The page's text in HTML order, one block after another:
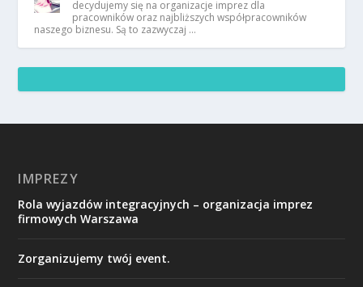
decydujemy się na organizacje imprez dla
pracowników oraz najbliższych współpracowników
naszego biznesu. Są to zazwyczaj …
IMPREZY
Rola wyjazdów integracyjnych – organizacja imprez
firmowych Warszawa
Zorganizujemy twój event.